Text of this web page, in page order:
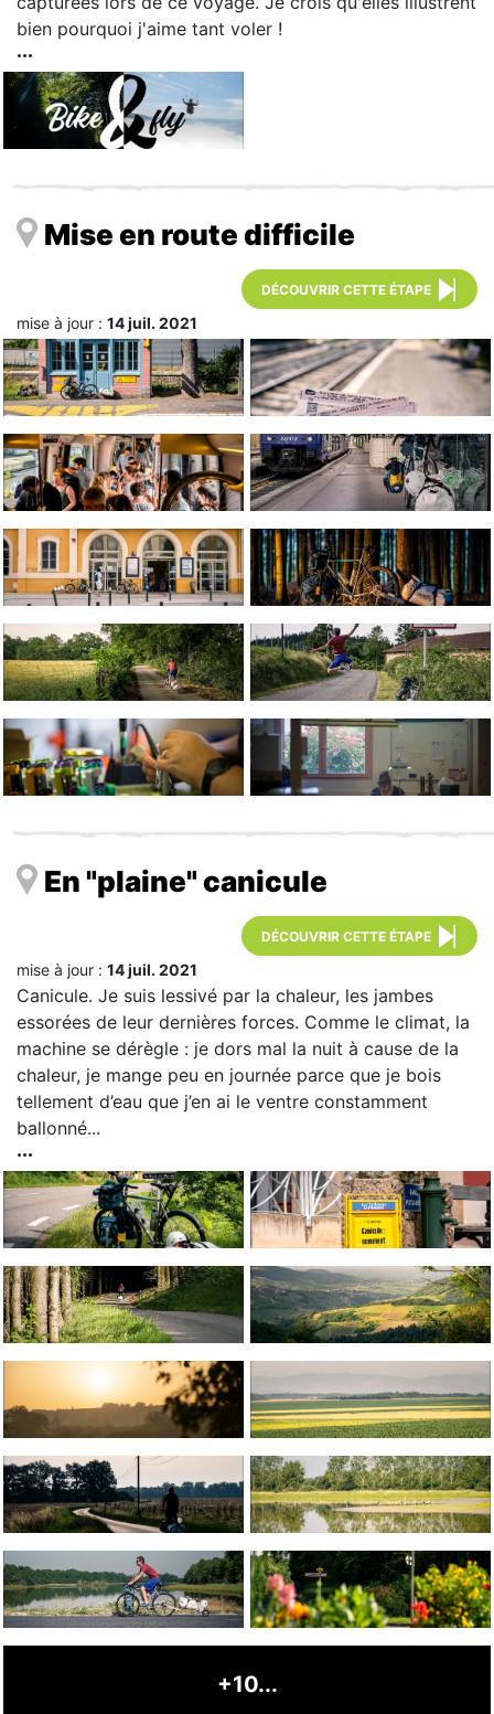
bien pourquoi j'aime tant voler !
Mise en route difficile
DÉCOUVRIR CETTE ÉTAPE
mise à jour : 14 juil. 2021
En "plaine" canicule
DÉCOUVRIR CETTE ÉTAPE
mise à jour : 14 juil. 2021
Canicule. Je suis lessivé par la chaleur, les jambes
essorées de leur dernières forces. Comme le climat, la
machine se dérègle : je dors mal la nuit à cause de la
chaleur, je mange peu en journée parce que je bois
tellement d’eau que j’en ai le ventre constamment
ballonné...
+10...